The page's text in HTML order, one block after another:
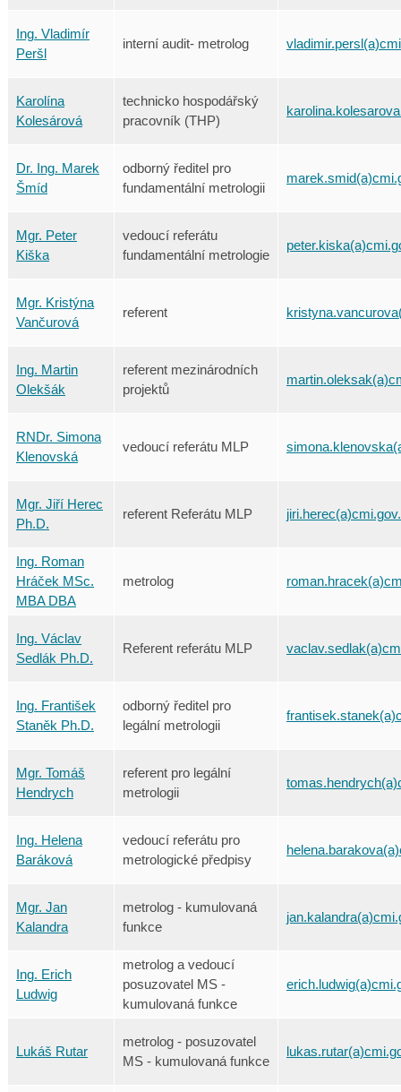
Ing. Vladimír
Peršl
interní audit- metrolog
Karolína
Kolesárová
technicko hospodářský
pracovník (THP)
Dr. Ing. Marek
Šmíd
odborný ředitel pro
fundamentální metrologii
Mgr. Peter
Kiška
vedoucí referátu
fundamentální metrologie
Mgr. Kristýna
Vančurová
referent
Ing. Martin
Olekšák
referent mezinárodních
projektů
RNDr. Simona
Klenovská
vedoucí referátu MLP
Mgr. Jiří Herec
Ph.D.
referent Referátu MLP
Ing. Roman
Hráček MSc.
MBA DBA
metrolog
Ing. Václav
Sedlák Ph.D.
Referent referátu MLP
Ing. František
Staněk Ph.D.
odborný ředitel pro
legální metrologii
Mgr. Tomáš
Hendrych
referent pro legální
metrologii
Ing. Helena
Baráková
vedoucí referátu pro
metrologické předpisy
Mgr. Jan
Kalandra
metrolog - kumulovaná
funkce
Ing. Erich
Ludwig
metrolog a vedoucí
posuzovatel MS -
kumulovaná funkce
Lukáš Rutar
metrolog - posuzovatel
MS - kumulovaná funkce